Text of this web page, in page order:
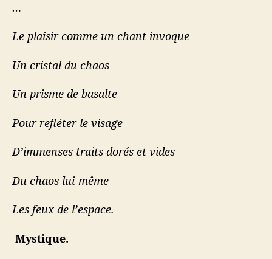
…
Le plaisir comme un chant invoque
Un cristal du chaos
Un prisme de basalte
Pour refléter le visage
D’immenses traits dorés et vides
Du chaos lui-même
Les feux de l’espace.
Mystique.